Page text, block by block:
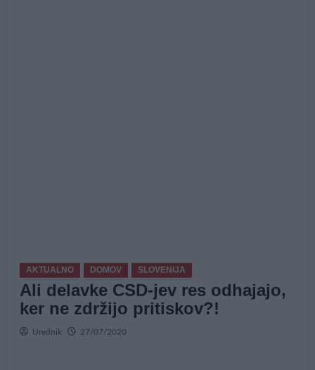
AKTUALNO DOMOV SLOVENIJA
Ali delavke CSD-jev res odhajajo,
ker ne zdržijo pritiskov?!
Urednik 27/07/2020